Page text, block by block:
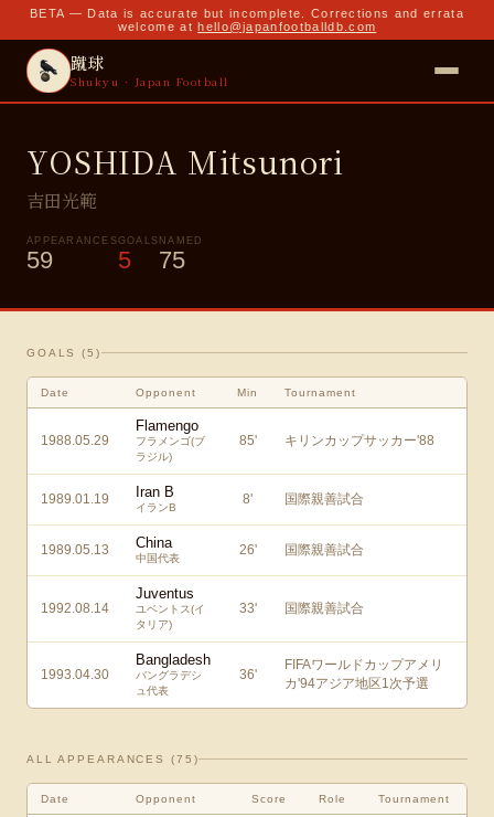
BETA — Data is accurate but incomplete. Corrections and errata
welcome at hello@japanfootballdb.com
蹴球
Shukyu · Japan Football
YOSHIDA Mitsunori
吉田光範
APPEARANCES
59
GOALS
5
NAMED
75
GOALS (5 )
Date Opponent Min Tournament
1988.05.29
Flamengo
フラメンゴ(ブ
ラジル)
85' キリンカップサッカー'88
1989.01.19 Iran B
イランB
8' 国際親善試合
1989.05.13 China
中国代表
26' 国際親善試合
1992.08.14
Juventus
ユベントス(イ
タリア)
33' 国際親善試合
1993.04.30
Bangladesh
バングラデシ
ュ代表
36'
FIFAワールドカップアメリ
カ'94アジア地区1次予選
ALL APPEARANCES (75 )
Date Opponent Score Role Tournament